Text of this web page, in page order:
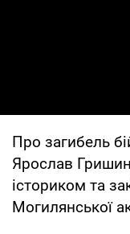
Про загибель
Ярослав
істориком та
Могилянської